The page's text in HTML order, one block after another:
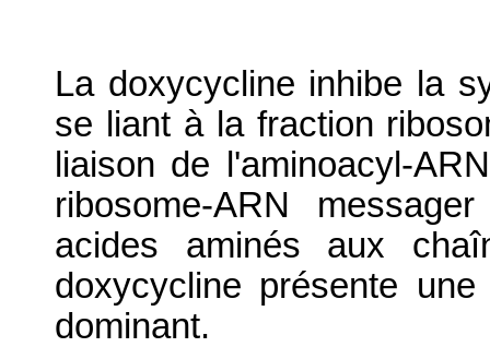
La doxycycline inhibe la
se liant à la fraction
liaison de l'aminoacyl-
ribosome-ARN
acides aminés aux
doxycycline présente
dominant.